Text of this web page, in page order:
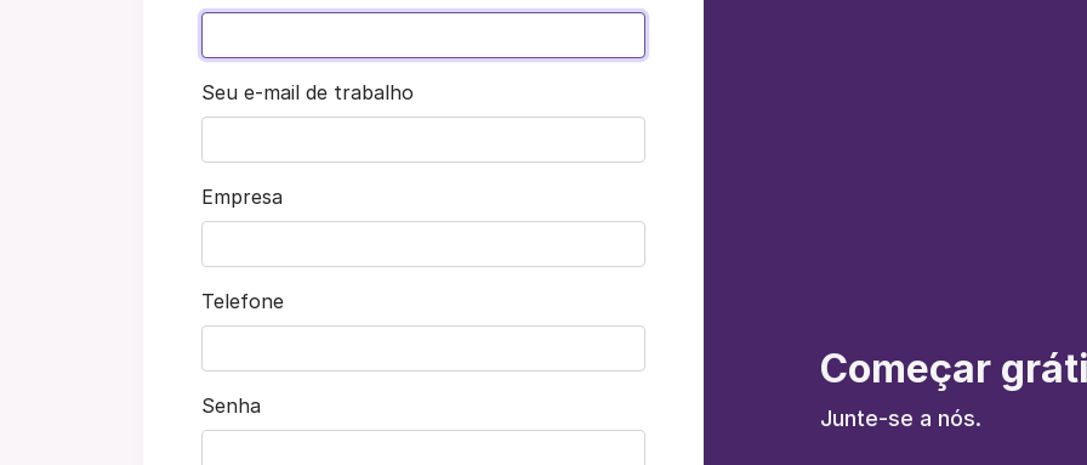
Seu e-mail de trabalho
Empresa
Telefone
Senha
Começar
Junte-se a nós.